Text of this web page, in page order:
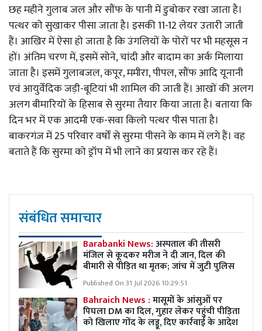
छह महीने गुलाब जल और सौंफ के पानी में डुबोकर रखा जाता है।
पत्थर को सुखाकर पीसा जाता है। इसकी 11-12 लेयर उतारी जाती
हैं। आखिर में ऐसा हो जाता है कि उंगलियों के पोरों पर भी महसूस न
हों। अंतिम चरण में, इसमें सोने, चांदी और बादाम का अर्क मिलाया
जाता है। इसमें गुलाबजल, कपूर, ममीरा, पीपल, सौंफ आदि यूनानी
एवं आयुर्वेदिक जड़ी-बूटियां भी शामिल की जाती हैं। आखों की अलग
अलग बीमारियों के हिसाब से सुरमा तैयार किया जाता है। बताया कि
दिन भर में एक आदमी एक-सवा किलो पत्थर पीस पाता है।
बाकरगंज में 25 परिवार वर्षों से सुरमा पीसने के काम में लगे हैं। वह
बताते हैं कि सुरमा को ड्रॉप में भी लाने का प्रयास कर रहे हैं।
संबंधित समाचार
Barabanki News:अस्पताल की तीसरी
मंजिल से कूदकर मरीज ने दी जान, दिल की
बीमारी से पीड़ित था मृतक; जांच में जुटी पुलिस
Published On 31 Jul 2026 10:29:51
Bahraich News :मासूमों के आंसुओं पर
पिघला DM का दिल, गुहार लेकर पहुंची पीड़िता
को खिलाए गोंद के लड्डू, दिए कार्रवाई के आदेश